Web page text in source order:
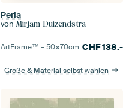
Perla
von Mirjam Duizendstra
ArtFrame™ –50×70cm CHF138.-
Größe & Material selbst wählen